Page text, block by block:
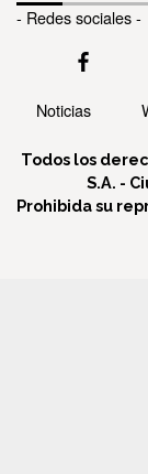
- Redes sociales -
Noticias
Todos los
S.A. -
Prohibida su